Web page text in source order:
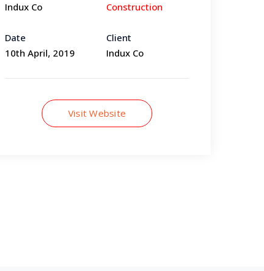
Indux Co
Construction
Date
10th April, 2019
Client
Indux Co
Visit Website